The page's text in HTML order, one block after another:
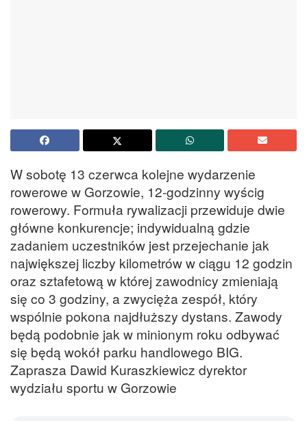
W sobotę 13 czerwca kolejne wydarzenie
rowerowe w Gorzowie, 12-godzinny wyścig
rowerowy. Formuła rywalizacji przewiduje dwie
główne konkurencje; indywidualną gdzie
zadaniem uczestników jest przejechanie jak
największej liczby kilometrów w ciągu 12 godzin
oraz sztafetową w której zawodnicy zmieniają
się co 3 godziny, a zwycięża zespół, który
wspólnie pokona najdłuższy dystans. Zawody
będą podobnie jak w minionym roku odbywać
się będą wokół parku handlowego BIG.
Zaprasza Dawid Kuraszkiewicz dyrektor
wydziału sportu w Gorzowie